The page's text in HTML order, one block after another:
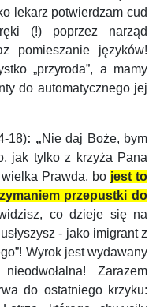
lekarz potwierdzam cud
(!) poprzez narząd
pomieszanie języków!
„przyroda”, a mamy
do automatycznego jej
18): „Nie daj Boże, bym
jak tylko z krzyża Pana
Prawda, bo jest to
przepustki do
co dzieje się na
- jako imigrant z
Wyrok jest wydawany
Zarazem
do ostatniego krzyku: